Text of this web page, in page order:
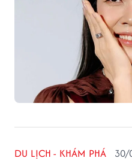
DU LỊCH - KHÁM PHÁ 30/